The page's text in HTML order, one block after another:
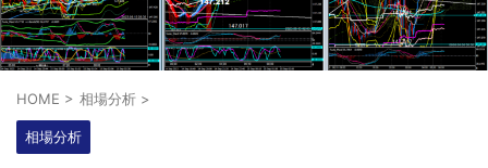
HOME > 相場分析 >
相場分析